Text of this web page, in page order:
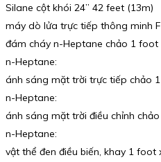
Silane cột khói 24” 42 feet (13m)
máy dò lửa trực tiếp thông minh
đám cháy n-Heptane chảo 1
n-Heptane:
ánh sáng mặt trời trực tiếp chảo
n-Heptane:
ánh sáng mặt trời điều chỉnh
n-Heptane:
vật thể đen điều biến, khay 1 foot